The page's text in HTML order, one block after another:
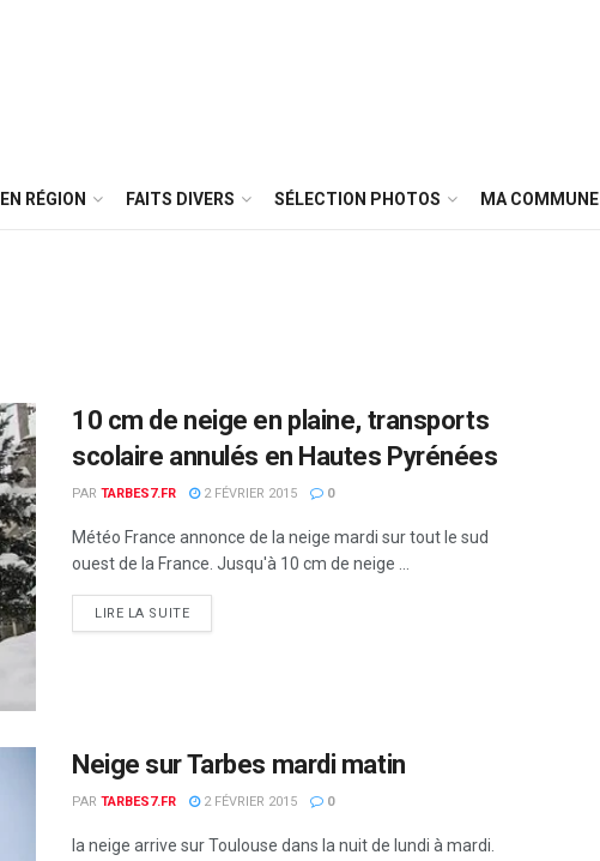
EN RÉGION FAITS DIVERS SÉLECTION PHOTOS MA COMMUNE
10 cm de neige en plaine, transports
scolaire annulés en Hautes Pyrénées
PAR TARBES7.FR 2 FÉVRIER 2015 0
Météo France annonce de la neige mardi sur tout le sud
ouest de la France. Jusqu'à 10 cm de neige ...
LIRE LA SUITEDETAILS
Neige sur Tarbes mardi matin
PAR TARBES7.FR 2 FÉVRIER 2015 0
la neige arrive sur Toulouse dans la nuit de lundi à mardi.